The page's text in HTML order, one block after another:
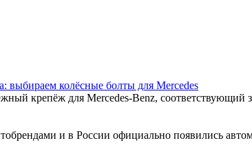
выбираем колёсные болты для Mercedes
крепёж для Mercedes‑Benz, соответствующий
и в России официально